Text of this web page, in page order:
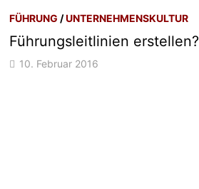
FÜHRUNG /UNTERNEHMENSKULTUR
Führungsleitlinien erstellen?
10. Februar 2016